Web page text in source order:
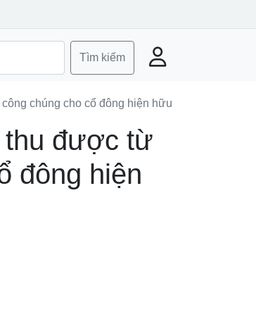
Tìm kiếm
chúng cho cổ đông hiện hữu
thu được từ
đông hiện